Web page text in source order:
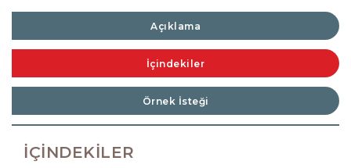
Açıklama
İçindekiler
Örnek İsteği
İÇINDEKILER